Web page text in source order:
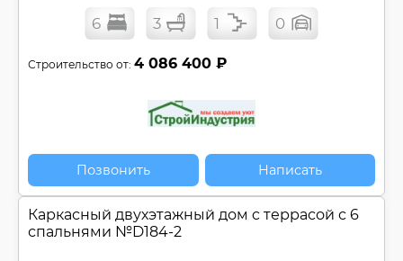
6 3 1 0
Строительство от: 4 086 400 ₽
Позвонить Написать
Каркасный двухэтажный дом c террасой с 6
спальнями №D184-2